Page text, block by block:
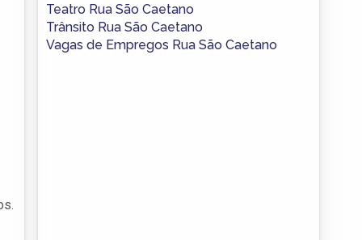
Teatro Rua São Caetano
Trânsito Rua São Caetano
Vagas de Empregos Rua São Caetano